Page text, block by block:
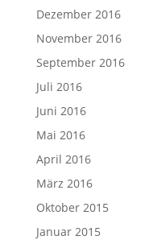
Dezember 2016
November 2016
September 2016
Juli 2016
Juni 2016
Mai 2016
April 2016
März 2016
Oktober 2015
Januar 2015